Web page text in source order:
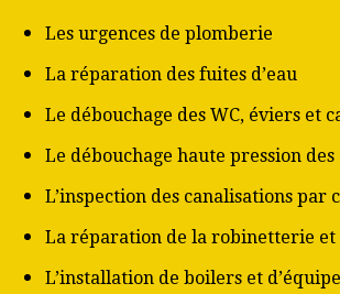
Les urgences de plomberie
La réparation des fuites d’eau
Le débouchage des WC, éviers et
Le débouchage haute pression des
L’inspection des canalisations par
La réparation de la robinetterie et
L’installation de boilers et